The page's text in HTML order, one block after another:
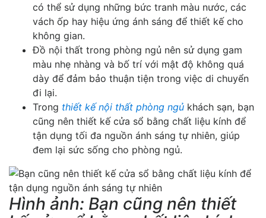
có thể sử dụng những bức tranh màu nước, các
vách ốp hay hiệu ứng ánh sáng để thiết kế cho
không gian.
Đồ nội thất trong phòng ngủ nên sử dụng gam
màu nhẹ nhàng và bố trí với mật độ không quá
dày để đảm bảo thuận tiện trong việc di chuyển
đi lại.
Trong thiết kế nội thất phòng ngủ khách sạn, bạn
cũng nên thiết kế cửa sổ bằng chất liệu kính để
tận dụng tối đa nguồn ánh sáng tự nhiên, giúp
đem lại sức sống cho phòng ngủ.
Hình ảnh: Bạn cũng nên thiết